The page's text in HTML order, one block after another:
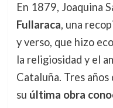
En 1879, Joaquina
Fullaraca, una
y verso, que hizo
la religiosidad y el
Cataluña. Tres
su última obra